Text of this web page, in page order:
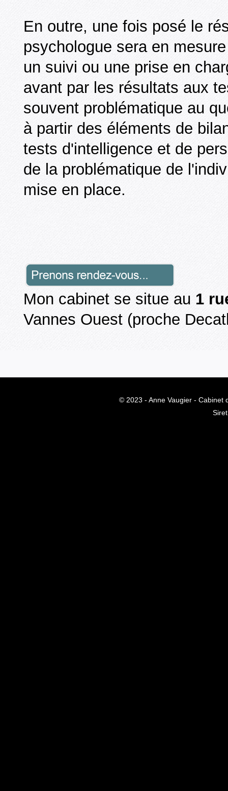
En outre, une fois posé le
psychologue sera en
un suivi ou une prise en
avant par les résultats aux
souvent problématique au
à partir des éléments de
tests d'intelligence et de
de la problématique de
mise en place.
Mon cabinet se situe au 1
Vannes Ouest (proche
© 2023 - Anne Vaugier - Cabinet